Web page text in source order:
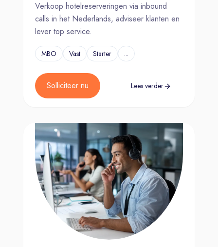
Verkoop hotelreserveringen via inbound
calls in het Nederlands, adviseer klanten en
lever top service.
MBO Vast Starter ...
Solliciteer nu Lees verder